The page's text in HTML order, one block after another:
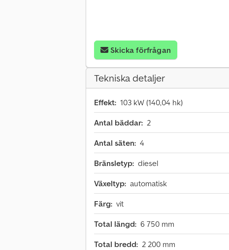
Skicka förfrågan
Tekniska detaljer
Effekt: 103 kW (140,04 hk)
Antal bäddar: 2
Antal säten: 4
Bränsletyp: diesel
Växeltyp: automatisk
Färg: vit
Total längd: 6 750 mm
Total bredd: 2 200 mm